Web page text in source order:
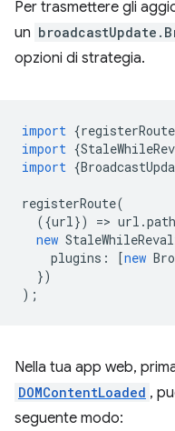
Per trasmettere gli
un
opzioni di strategia.
import {registerRoute
import {
import {
registerRoute(
({url}) => url .
new
plugins : [new
})
);
Nella tua app web,
DOMContentLoaded ,
seguente modo: